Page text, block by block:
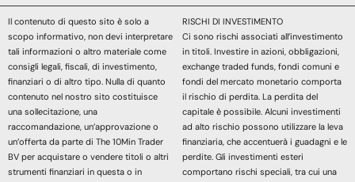
Il contenuto di questo sito è solo a
scopo informativo, non devi interpretare
tali informazioni o altro materiale come
consigli legali, fiscali, di investimento,
finanziari o di altro tipo. Nulla di quanto
contenuto nel nostro sito costituisce
una sollecitazione, una
raccomandazione, un’approvazione o
un’offerta da parte di The 10Min Trader
BV per acquistare o vendere titoli o altri
strumenti finanziari in questa o in
RISCHI DI INVESTIMENTO
Ci sono rischi associati all’investimento
in titoli. Investire in azioni, obbligazioni,
exchange traded funds, fondi comuni e
fondi del mercato monetario comporta
il rischio di perdita. La perdita del
capitale è possibile. Alcuni investimenti
ad alto rischio possono utilizzare la leva
finanziaria, che accentuerà i guadagni e le
perdite. Gli investimenti esteri
comportano rischi speciali, tra cui una